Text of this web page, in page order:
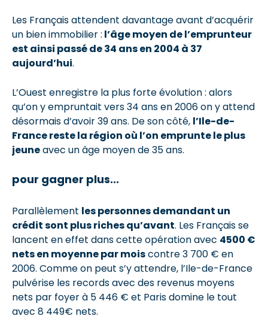
Les Français attendent davantage avant d’acquérir
un bien immobilier : l’âge moyen de l’emprunteur
est ainsi passé de 34 ans en 2004 à 37
aujourd’hui.
L’Ouest enregistre la plus forte évolution : alors
qu’on y empruntait vers 34 ans en 2006 on y attend
désormais d’avoir 39 ans. De son côté, l’Ile-de-
France reste la région où l’on emprunte le plus
jeuneavec un âge moyen de 35 ans.
pour gagner plus...
Parallèlement les personnes demandant un
crédit sont plus riches qu’avant. Les Français se
lancent en effet dans cette opération avec 4500 €
nets en moyenne par moiscontre 3 700 € en
2006. Comme on peut s’y attendre, l’Ile-de-France
pulvérise les records avec des revenus moyens
nets par foyer à 5 446 € et Paris domine le tout
avec 8 449€ nets.